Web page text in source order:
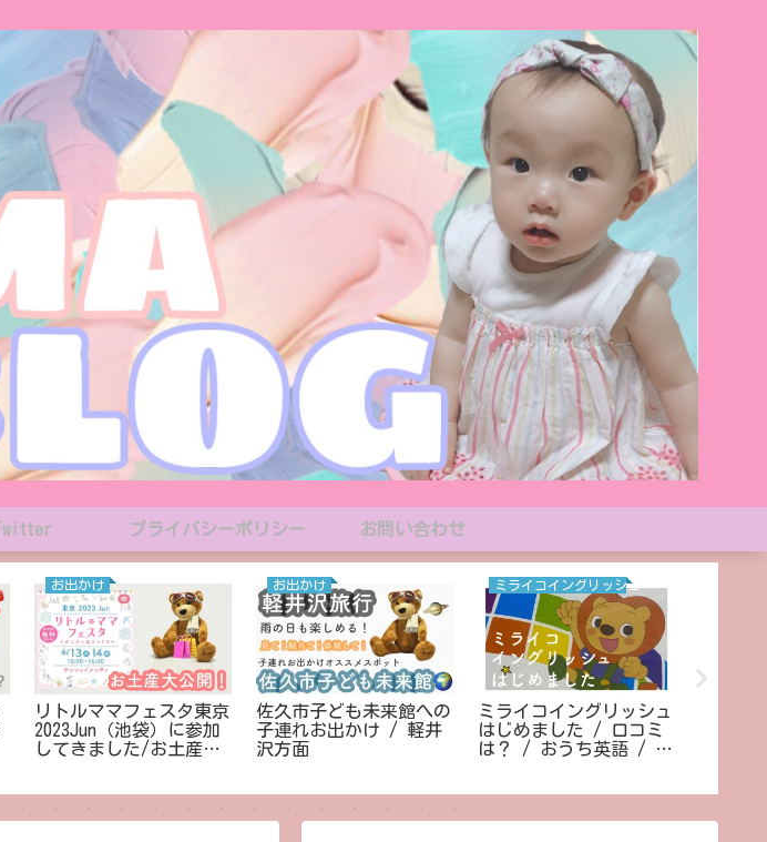
Twitter プライバシーポリシー お問い合わせ
お出かけ
リトルママフェスタ東京
2023Jun（池袋）に参加
してきました/お土産大
お出かけ
佐久市子ども未来館への
子連れお出かけ / 軽井
沢方面
ミライコイングリッシュ
ミライコイングリッシュ
はじめました / 口コミ
は？ / おうち英語 / 英